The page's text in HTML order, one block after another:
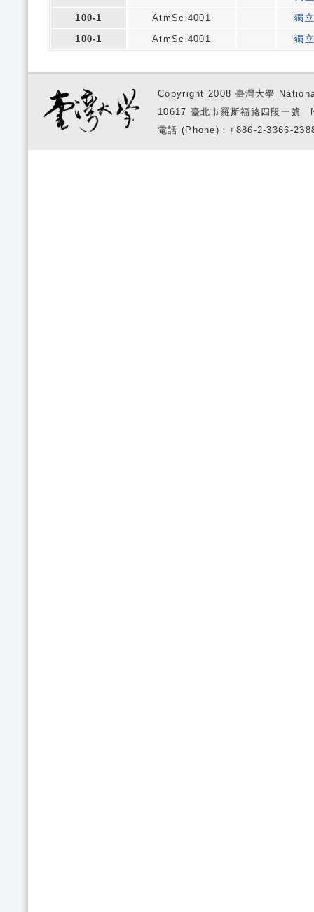
100-1
AtmSci4001
獨
100-1
AtmSci4001 獨
Copyright 2008 臺灣大學
10617 臺北市羅斯福路四段一
電話 (Phone)：+886-2-3366-